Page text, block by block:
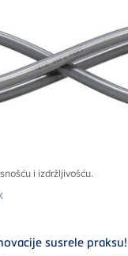
i izdržljivošću.
susrele praksu!